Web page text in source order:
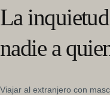
La
nadie a
Viajar al extranjero con